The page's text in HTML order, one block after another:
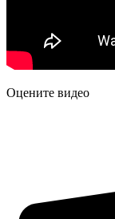
Оцените видео